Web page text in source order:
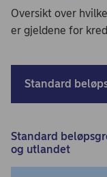
Oversikt over
er gjeldene for
Standard
Standard
og utlandet